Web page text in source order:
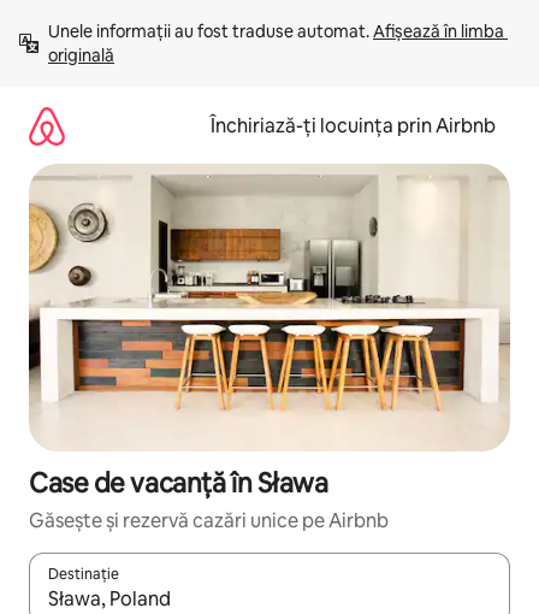
mergi
conținut
Unele informații au fost traduse automat. Afișează în limba
originală
Închiriază-ți locuința prin Airbnb
Case de vacanță în Sława
Găsește și rezervă cazări unice pe Airbnb
Destinație
Când se încarcă rezultatele, navighează folosind tastele